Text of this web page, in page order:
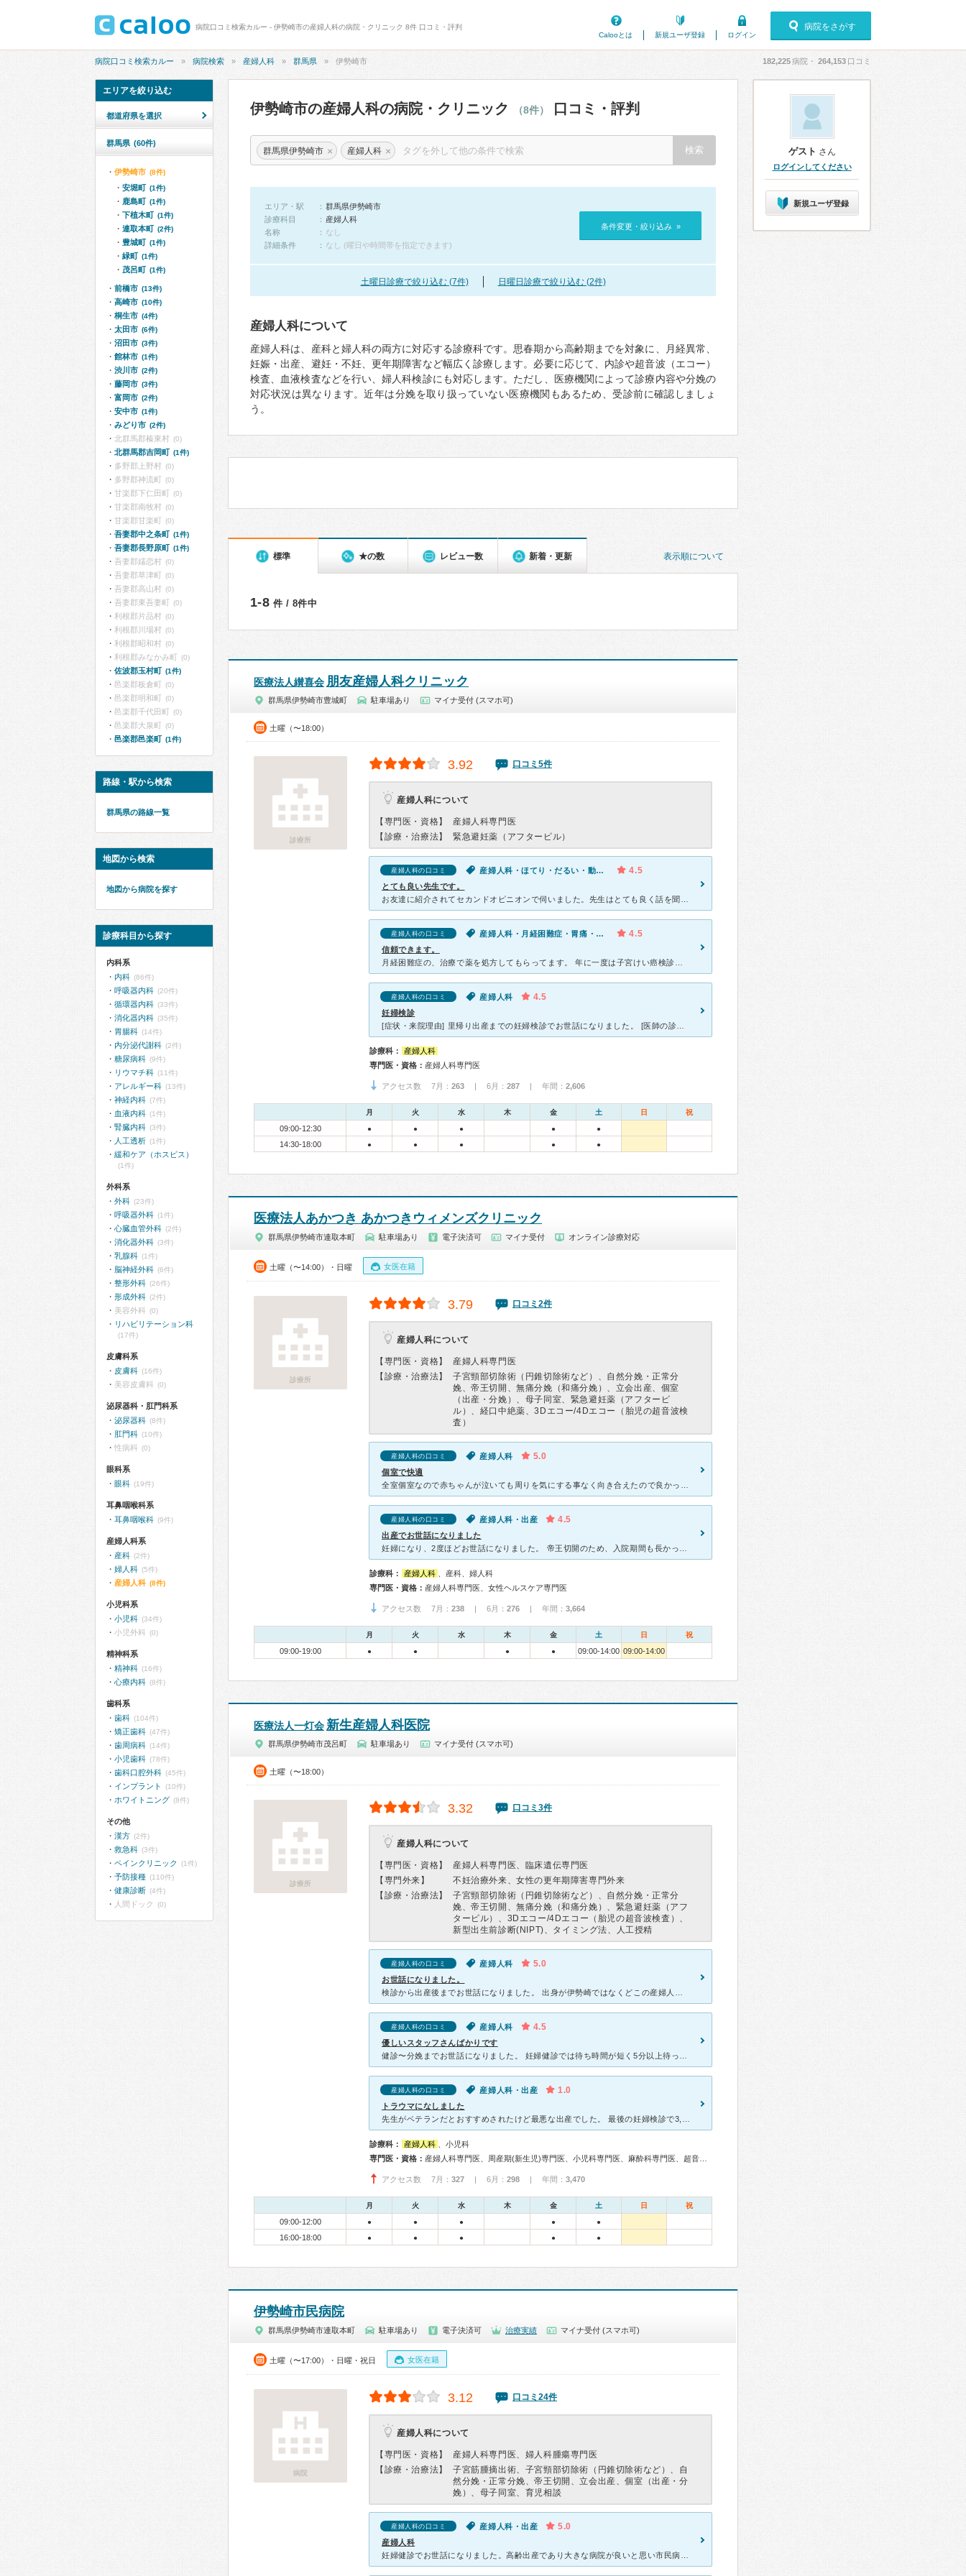
病院口コミ検索カルー - 伊勢崎市の産婦人科の病院・クリニック 8件 口コミ・評判
Calooとは
新規ユーザ登録 ログイン
病院をさがす
病院口コミ検索カルー 病院検索 産婦人科 群馬県 伊勢崎市 182,225病院・ 264,153 口コミ
伊勢崎市の産婦人科の病院・クリニック （8件） 口コミ・評判
群馬県伊勢崎市 × 産婦人科 ×
エリア・駅
群馬県伊勢崎市
診療科目
産婦人科
名称
なし
詳細条件
なし (曜日や時間帯を指定できます)
条件変更・絞り込み »
土曜日診療で絞り込む (7件) 日曜日診療で絞り込む (2件)
産婦人科について
産婦人科は、産科と婦人科の両方に対応する診療科です。思春期から高齢期までを対象に、月経異常、
妊娠・出産、避妊・不妊、更年期障害など幅広く診療します。必要に応じて、内診や超音波（エコー）
検査、血液検査などを行い、婦人科検診にも対応します。ただし、医療機関によって診療内容や分娩の
対応状況は異なります。近年は分娩を取り扱っていない医療機関もあるため、受診前に確認しましょ
う。
表示順について
標準 ★の数 レビュー数 新着・更新
1-8 件 / 8件中
医療法人纉喜会 朋友産婦人科クリニック
群馬県伊勢崎市豊城町 駐車場あり マイナ受付 (スマホ可)
土曜（〜18:00）
診療所
3.92 口コミ5件
産婦人科について
【専門医・資格】
産婦人科専門医
【診療・治療法】
緊急避妊薬（アフターピル）
産婦人科の口コミ 産婦人科・ほてり・だるい・動悸・息切れ・体調不良・寝つきが悪い・不眠 4.5
とても良い先生です。
産婦人科の口コミ 産婦人科・月経困難症・胃痛・腹痛 4.5
信頼できます。
産婦人科の口コミ 産婦人科 4.5
妊婦検診
診療科：
産婦人科
専門医・資格： 産婦人科専門医
アクセス数 7月： 263 | 6月： 287 | 年間： 2,606
月 火 水 木 金 土 日 祝
09:00-12:30 ● ● ● ● ●
14:30-18:00 ● ● ● ● ●
医療法人あかつき あかつきウィメンズクリニック
群馬県伊勢崎市連取本町 駐車場あり 電子決済可 マイナ受付 オンライン診療対応
土曜（〜14:00）・日曜 女医在籍
診療所
3.79 口コミ2件
産婦人科について
【専門医・資格】
産婦人科専門医
【診療・治療法】
子宮頸部切除術（円錐切除術など）、自然分娩・正常分
娩、帝王切開、無痛分娩（和痛分娩）、立会出産、個室
（出産・分娩）、母子同室、緊急避妊薬（アフターピ
ル）、経口中絶薬、3Dエコー/4Dエコー（胎児の超音波検
査）
産婦人科の口コミ 産婦人科 5.0
個室で快適
産婦人科の口コミ 産婦人科・出産 4.5
出産でお世話になりました
診療科： 産婦人科
、産科、婦人科
専門医・資格： 産婦人科専門医、女性ヘルスケア専門医
アクセス数 7月： 238 | 6月： 276 | 年間： 3,664
月 火 水 木 金 土 日 祝
09:00-19:00 ● ● ● ● 09:00-14:00 09:00-14:00
医療法人一灯会新生産婦人科医院
群馬県伊勢崎市茂呂町 駐車場あり マイナ受付 (スマホ可)
土曜（〜18:00）
診療所
3.32 口コミ3件
産婦人科について
【専門医・資格】
産婦人科専門医、臨床遺伝専門医
【専門外来】
不妊治療外来、女性の更年期障害専門外来
【診療・治療法】
子宮頸部切除術（円錐切除術など）、自然分娩・正常分
娩、帝王切開、無痛分娩（和痛分娩）、緊急避妊薬（アフ
ターピル）、3Dエコー/4Dエコー（胎児の超音波検査）、
新型出生前診断(NIPT)、タイミング法、人工授精
産婦人科の口コミ 産婦人科 5.0
お世話になりました。
産婦人科の口コミ 産婦人科 4.5
優しいスタッフさんばかりです
産婦人科の口コミ 産婦人科・出産 1.0
トラウマになしました
診療科： 産婦人科
、小児科
専門医・資格：
アクセス数 7月： 327 | 6月： 298 | 年間： 3,470
月 火 水 木 金 土 日 祝
09:00-12:00 ● ● ● ● ●
16:00-18:00 ● ● ● ● ●
伊勢崎市民病院
群馬県伊勢崎市連取本町 駐車場あり 電子決済可 治療実績 マイナ受付 (スマホ可)
土曜（〜17:00）・日曜・祝日 女医在籍
病院
3.12 口コミ24件
産婦人科について
【専門医・資格】
産婦人科専門医、婦人科腫瘍専門医
【診療・治療法】
子宮筋腫摘出術、子宮頸部切除術（円錐切除術など）、自
然分娩・正常分娩、帝王切開、立会出産、個室（出産・分
娩）、母子同室、育児相談
産婦人科の口コミ 産婦人科・出産 5.0
産婦人科
エリアを絞り込む
都道府県を選択
群馬県 (60件)
伊勢崎市 (8件)
安堀町 (1件)
鹿島町 (1件)
下植木町 (1件)
連取本町 (2件)
豊城町 (1件)
緑町 (1件)
茂呂町 (1件)
前橋市 (13件)
高崎市 (10件)
桐生市 (4件)
太田市 (6件)
沼田市 (3件)
館林市 (1件)
渋川市 (2件)
藤岡市 (3件)
富岡市 (2件)
安中市 (1件)
みどり市 (2件)
北群馬郡榛東村 (0)
北群馬郡吉岡町 (1件)
多野郡上野村 (0)
多野郡神流町 (0)
甘楽郡下仁田町 (0)
甘楽郡南牧村 (0)
甘楽郡甘楽町 (0)
吾妻郡中之条町 (1件)
吾妻郡長野原町 (1件)
吾妻郡嬬恋村 (0)
吾妻郡草津町 (0)
吾妻郡高山村 (0)
吾妻郡東吾妻町 (0)
利根郡片品村 (0)
利根郡川場村 (0)
利根郡昭和村 (0)
利根郡みなかみ町 (0)
佐波郡玉村町 (1件)
邑楽郡板倉町 (0)
邑楽郡明和町 (0)
邑楽郡千代田町 (0)
邑楽郡大泉町 (0)
邑楽郡邑楽町 (1件)
路線・駅から検索
群馬県の路線一覧
地図から検索
地図から病院を探す
診療科目から探す
内科系
内科 (86件)
呼吸器内科 (20件)
循環器内科 (33件)
消化器内科 (35件)
胃腸科 (14件)
内分泌代謝科 (2件)
糖尿病科 (9件)
リウマチ科 (11件)
アレルギー科 (13件)
神経内科 (7件)
血液内科 (1件)
腎臓内科 (3件)
人工透析 (1件)
緩和ケア（ホスピス）
(1件)
外科系
外科 (23件)
呼吸器外科 (1件)
心臓血管外科 (2件)
消化器外科 (3件)
乳腺科 (1件)
脳神経外科 (6件)
整形外科 (26件)
形成外科 (2件)
美容外科 (0)
リハビリテーション科
(17件)
皮膚科系
皮膚科 (16件)
美容皮膚科 (0)
泌尿器科・肛門科系
泌尿器科 (8件)
肛門科 (10件)
性病科 (0)
眼科系
眼科 (19件)
耳鼻咽喉科系
耳鼻咽喉科 (9件)
産婦人科系
産科 (2件)
婦人科 (5件)
産婦人科 (8件)
小児科系
小児科 (34件)
小児外科 (0)
精神科系
精神科 (16件)
心療内科 (8件)
歯科系
歯科 (104件)
矯正歯科 (47件)
歯周病科 (14件)
小児歯科 (78件)
歯科口腔外科 (45件)
インプラント (10件)
ホワイトニング (8件)
その他
漢方 (2件)
救急科 (3件)
ペインクリニック (1件)
予防接種 (110件)
健康診断 (4件)
人間ドック (0)
ゲスト さん
ログインしてください
新規ユーザ登録